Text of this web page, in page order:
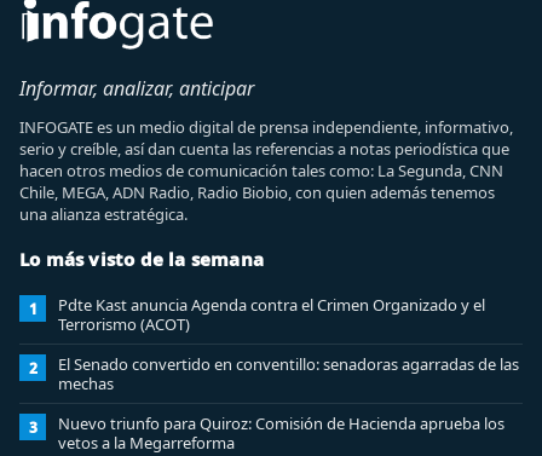
Informar, analizar, anticipar
INFOGATE es un medio digital de prensa independiente, informativo,
serio y creíble, así dan cuenta las referencias a notas periodística que
hacen otros medios de comunicación tales como: La Segunda, CNN
Chile, MEGA, ADN Radio, Radio Biobio, con quien además tenemos
una alianza estratégica.
Lo más visto de la semana
1
Pdte Kast anuncia Agenda contra el Crimen Organizado y el
Terrorismo (ACOT)
2
El Senado convertido en conventillo: senadoras agarradas de las
mechas
3
Nuevo triunfo para Quiroz: Comisión de Hacienda aprueba los
vetos a la Megarreforma